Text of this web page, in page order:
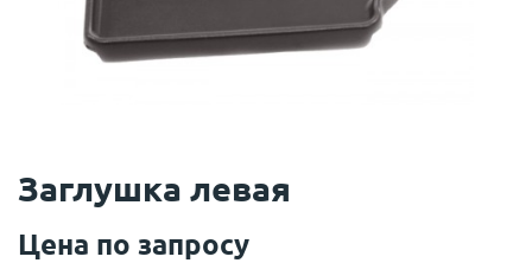
Заглушка левая
Цена по запросу